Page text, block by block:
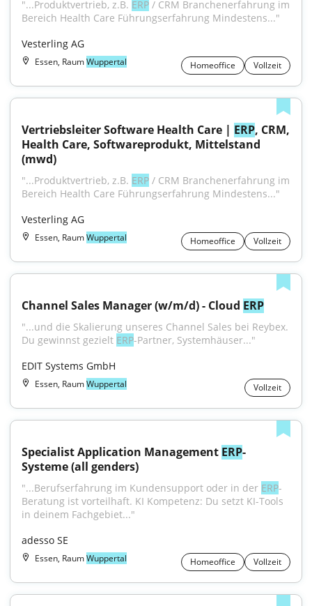
"...Produktvertrieb, z.B. ERP / CRM Branchenerfahrung im
Bereich Health Care Führungserfahrung Mindestens..."
Vesterling AG
Essen, RaumWuppertal Homeoffice Vollzeit
Vertriebsleiter Software Health Care | ERP, CRM,
Health Care, Softwareprodukt, Mittelstand
(mwd)
"...Produktvertrieb, z.B. ERP / CRM Branchenerfahrung im
Bereich Health Care Führungserfahrung Mindestens..."
Vesterling AG
Essen, RaumWuppertal Homeoffice Vollzeit
Channel Sales Manager (w/m/d) - Cloud ERP
"...und die Skalierung unseres Channel Sales bei Reybex.
Du gewinnst gezielt ERP-Partner, Systemhäuser..."
EDIT Systems GmbH
Essen, RaumWuppertal Vollzeit
Specialist Application Management ERP-
Systeme (all genders)
"...Berufserfahrung im Kundensupport oder in der ERP-
Beratung ist vorteilhaft. KI Kompetenz: Du setzt KI-Tools
in deinem Fachgebiet..."
adesso SE
Essen, RaumWuppertal Homeoffice Vollzeit